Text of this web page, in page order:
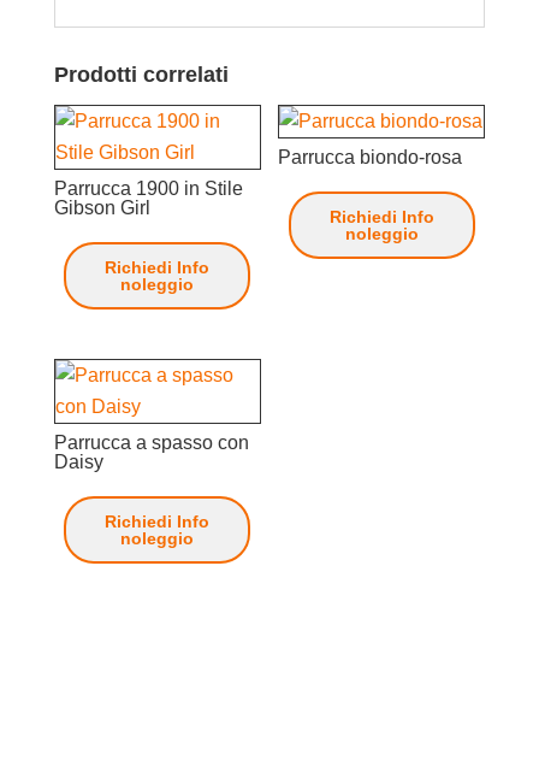
Prodotti correlati
Parrucca 1900 in Stile
Gibson Girl
Richiedi Info
noleggio
Parrucca biondo-rosa
Richiedi Info
noleggio
Parrucca a spasso con
Daisy
Richiedi Info
noleggio